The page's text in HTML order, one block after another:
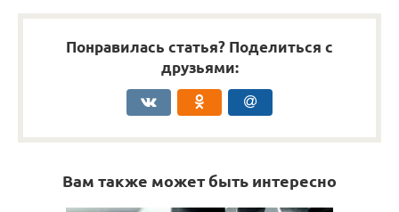
Понравилась статья? Поделиться с
друзьями:
Вам также может быть интересно